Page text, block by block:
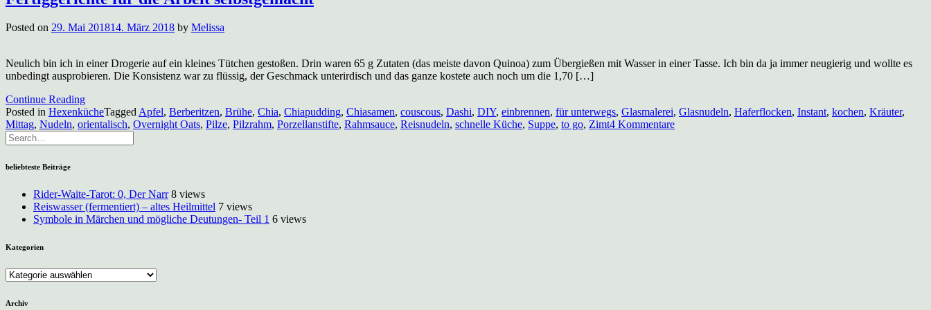
Posted on 29. Mai 201814. März 2018 by Melissa
Neulich bin ich in einer Drogerie auf ein kleines Tütchen gestoßen. Drin waren 65 g Zutaten (das meiste davon Quinoa) zum Übergießen mit Wasser in einer Tasse. Ich bin da ja immer neugierig und wollte es
unbedingt ausprobieren. Die Konsistenz war zu flüssig, der Geschmack unterirdisch und das ganze kostete auch noch um die 1,70 […]
Continue Reading
Posted in HexenkücheTaggedApfel, Berberitzen, Brühe, Chia, Chiapudding, Chiasamen, couscous, Dashi, DIY, einbrennen, für unterwegs, Glasmalerei, Glasnudeln, Haferflocken, Instant, kochen, Kräuter,
Mittag, Nudeln, orientalisch, Overnight Oats, Pilze, Pilzrahm, Porzellanstifte, Rahmsauce, Reisnudeln, schnelle Küche, Suppe, to go, Zimt4 Kommentarezu
beliebteste Beiträge
Rider-Waite-Tarot: 0, Der Narr 8 views
Reiswasser (fermentiert) – altes Heilmittel 7 views
Symbole in Märchen und mögliche Deutungen- Teil 1 6 views
Kategorien
Kategorien
Archiv